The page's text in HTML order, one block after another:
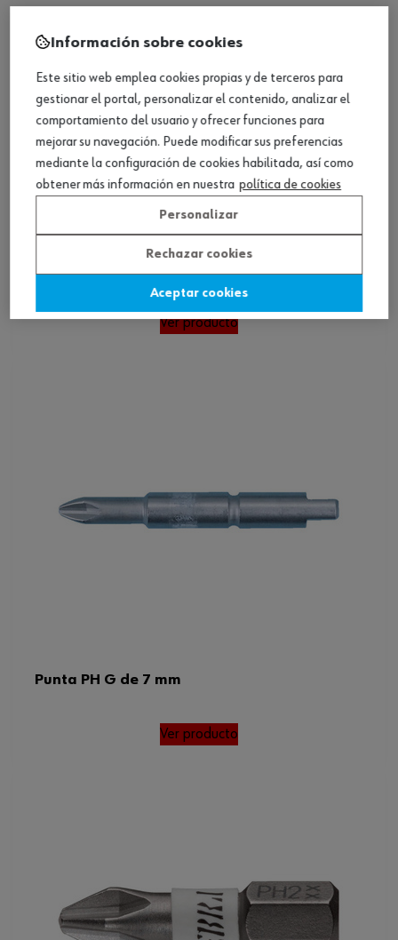
Ver producto
Punta PH G de 7 mm
Ver producto
Información sobre cookies
Este sitio web emplea cookies propias y de terceros para
gestionar el portal, personalizar el contenido, analizar el
comportamiento del usuario y ofrecer funciones para
mejorar su navegación. Puede modificar sus preferencias
mediante la configuración de cookies habilitada, así como
obtener más información en nuestra política de cookies
Personalizar
Rechazar cookies
Aceptar cookies